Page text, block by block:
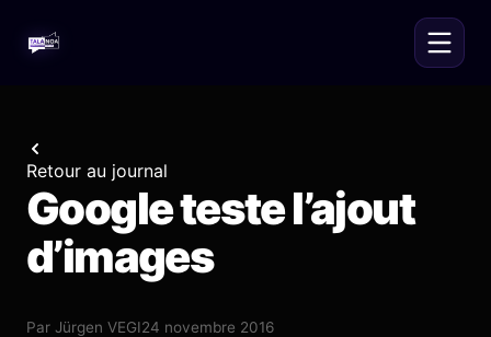
Retour au journal
Google teste l’ajout
d’images
Par Jürgen VEGI24 novembre 2016